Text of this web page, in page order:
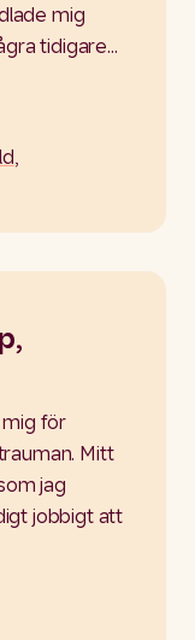
mig
tidigare…
,
för
Mitt
jag
jobbigt att